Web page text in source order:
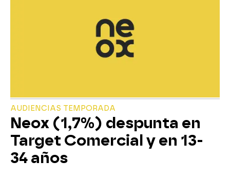
AUDIENCIAS TEMPORADA
Neox (1,7%) despunta en
Target Comercial y en 13-
34 años